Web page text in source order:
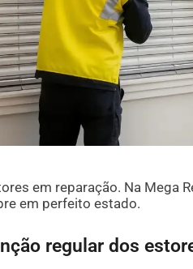
em reparação. Na Mega
em perfeito estado.
regular dos